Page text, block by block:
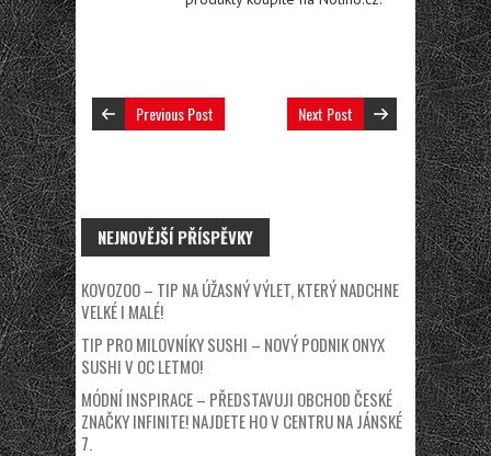
Previous Post Next Post
NEJNOVĚJŠÍ PŘÍSPĚVKY
KOVOZOO – TIP NA ÚŽASNÝ VÝLET, KTERÝ NADCHNE
VELKÉ I MALÉ!
TIP PRO MILOVNÍKY SUSHI – NOVÝ PODNIK ONYX
SUSHI V OC LETMO!
MÓDNÍ INSPIRACE – PŘEDSTAVUJI OBCHOD ČESKÉ
ZNAČKY INFINITE! NAJDETE HO V CENTRU NA JÁNSKÉ
7.